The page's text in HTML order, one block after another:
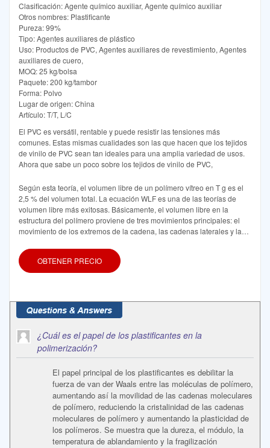
Clasificación: Agente químico auxiliar, Agente químico auxiliar
Otros nombres: Plastificante
Pureza: 99%
Tipo: Agentes auxiliares de plástico
Uso: Productos de PVC, Agentes auxiliares de revestimiento, Agentes
auxiliares de cuero,
MOQ: 25 kg/bolsa
Paquete: 200 kg/tambor
Forma: Polvo
Lugar de origen: China
Artículo: T/T, L/C
El PVC es versátil, rentable y puede resistir las tensiones más
comunes. Estas mismas cualidades son las que hacen que los tejidos
de vinilo de PVC sean tan ideales para una amplia variedad de usos.
Ahora que sabe un poco sobre los tejidos de vinilo de PVC,
Según esta teoría, el volumen libre de un polímero vítreo en T g es el
2,5 % del volumen total. La ecuación WLF es una de las teorías de
volumen libre más exitosas. Básicamente, el volumen libre en la
estructura del polímero proviene de tres movimientos principales: el
movimiento de los extremos de la cadena, las cadenas laterales y la
OBTENER PRECIO
¿Cuál es el papel de los plastificantes en la
polimerización?
El papel principal de los plastificantes es debilitar la
fuerza de van der Waals entre las moléculas de polímero,
aumentando así la movilidad de las cadenas moleculares
de polímero, reduciendo la cristalinidad de las cadenas
moleculares de polímero y aumentando la plasticidad de
los polímeros. Se muestra que la dureza, el módulo, la
temperatura de ablandamiento y la fragilización